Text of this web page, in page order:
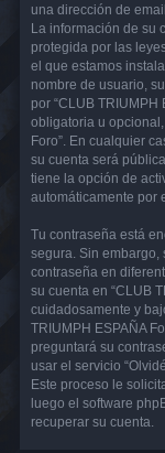
una dirección de
La información de su
protegida por las
el que estamos
nombre de usuario,
por “CLUB TRIUMPH
obligatoria u
Foro”. En cualquier
su cuenta será
tiene la opción de
automáticamente por
Tu contraseña está
segura. Sin embargo,
contraseña en
su cuenta en “CLUB
cuidadosamente y
TRIUMPH ESPAÑA
preguntará su
usar el servicio
Este proceso le
luego el software
recuperar su cuenta.